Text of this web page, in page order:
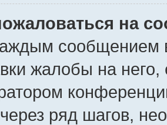
на
сообщением
жалобы на
ряд шагов,